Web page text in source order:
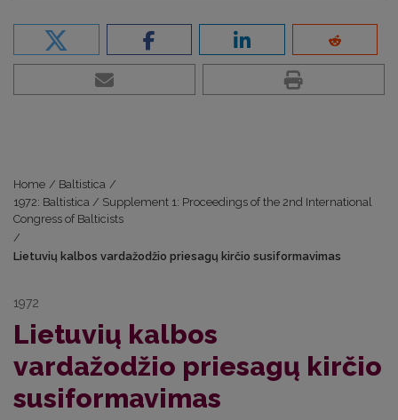
Home / Baltistica /
1972: Baltistica / Supplement 1: Proceedings of the 2nd International
Congress of Balticists
/
Lietuvių kalbos vardažodžio priesagų kirčio susiformavimas
1972
Lietuvių kalbos
vardažodžio priesagų kirčio
susiformavimas